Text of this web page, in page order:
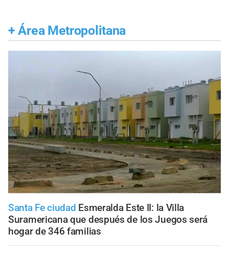
+ Área Metropolitana
Santa Fe ciudad Esmeralda Este II: la Villa
Suramericana que después de los Juegos será
hogar de 346 familias